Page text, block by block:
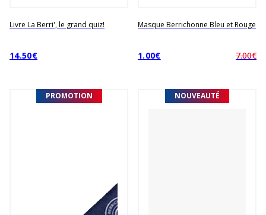
Livre La Berri', le grand quiz!
14.50€
Masque Berrichonne Bleu et Rouge
1.00€ 7.00€
PROMOTION NOUVEAUTÉ